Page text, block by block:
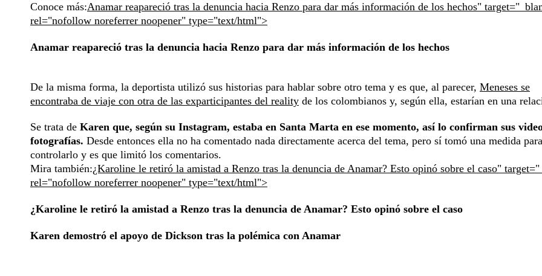
Conoce más:Anamar reapareció tras la denuncia hacia Renzo para dar más información de los hechos"
rel="nofollow noreferrer noopener" type="text/html">
Anamar reapareció tras la denuncia hacia Renzo para dar más información de los hechos
De la misma forma, la deportista utilizó sus historias para hablar sobre otro tema y es que, al parecer, Meneses se
encontraba de viaje con otra de las exparticipantes del reality de los colombianos y, según ella, estarían en una
Se trata de Karen que, según su Instagram, estaba en Santa Marta en ese momento, así lo confirman sus
fotografías. Desde entonces ella no ha comentado nada directamente acerca del tema, pero sí tomó una medida para
controlarlo y es que limitó los comentarios.
Mira también:¿Karoline le retiró la amistad a Renzo tras la denuncia de Anamar? Esto opinó sobre el caso"
rel="nofollow noreferrer noopener" type="text/html">
¿Karoline le retiró la amistad a Renzo tras la denuncia de Anamar? Esto opinó sobre el caso
Karen demostró el apoyo de Dickson tras la polémica con Anamar